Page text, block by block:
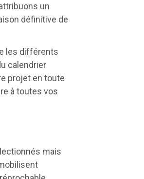
un
définitive de
les différents
calendrier
projet en toute
à toutes vos
mais